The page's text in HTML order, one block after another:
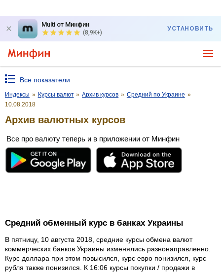
Multi от Минфин
(8,9K+)
УСТАНОВИТЬ
Все показатели
Индексы » Курсы валют » Архив курсов » Средний по Украине »
10.08.2018
Архив валютных курсов
Все про валюту теперь и в приложении от Минфин
Средний обменный курс в банках Украины
В пятницу, 10 августа 2018, средние курсы обмена валют
коммерческих банков Украины изменялись разнонаправленно.
Курс доллара при этом повысился, курс евро понизился, курс
рубля также понизился. К 16:06 курсы покупки / продажи в